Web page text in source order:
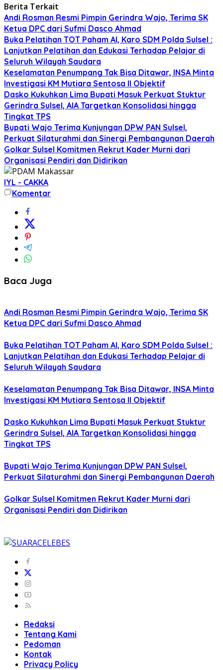
Berita Terkait
Andi Rosman Resmi Pimpin Gerindra Wajo, Terima SK
Ketua DPC dari Sufmi Dasco Ahmad
Buka Pelatihan TOT Paham AI, Karo SDM Polda Sulsel :
Lanjutkan Pelatihan dan Edukasi Terhadap Pelajar di
Seluruh Wilayah Saudara
Keselamatan Penumpang Tak Bisa Ditawar, INSA Minta
Investigasi KM Mutiara Sentosa II Objektif
Dasko Kukuhkan Lima Bupati Masuk Perkuat Stuktur
Gerindra Sulsel, AIA Targetkan Konsolidasi hingga
Tingkat TPS
Bupati Wajo Terima Kunjungan DPW PAN Sulsel,
Perkuat Silaturahmi dan Sinergi Pembangunan Daerah
Golkar Sulsel Komitmen Rekrut Kader Murni dari
Organisasi Pendiri dan Didirikan
IYL - CAKKA
Komentar
Baca Juga
Andi Rosman Resmi Pimpin Gerindra Wajo, Terima SK
Ketua DPC dari Sufmi Dasco Ahmad
Buka Pelatihan TOT Paham AI, Karo SDM Polda Sulsel :
Lanjutkan Pelatihan dan Edukasi Terhadap Pelajar di
Seluruh Wilayah Saudara
Keselamatan Penumpang Tak Bisa Ditawar, INSA Minta
Investigasi KM Mutiara Sentosa II Objektif
Dasko Kukuhkan Lima Bupati Masuk Perkuat Stuktur
Gerindra Sulsel, AIA Targetkan Konsolidasi hingga
Tingkat TPS
Bupati Wajo Terima Kunjungan DPW PAN Sulsel,
Perkuat Silaturahmi dan Sinergi Pembangunan Daerah
Golkar Sulsel Komitmen Rekrut Kader Murni dari
Organisasi Pendiri dan Didirikan
Redaksi
Tentang Kami
Pedoman
Kontak
Privacy Policy